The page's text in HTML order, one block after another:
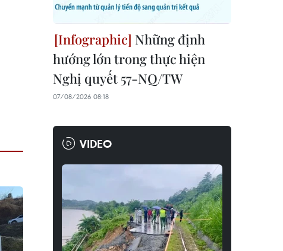
Những định
hướng lớn trong thực hiện
Nghị quyết 57-NQ/TW
07/08/2026 08:18
VIDEO